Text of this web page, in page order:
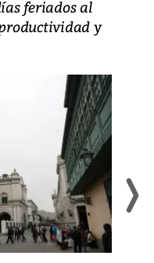
feriados al
y